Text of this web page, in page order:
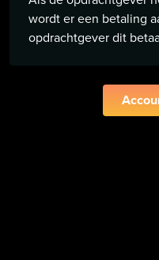
wordt er een betaling
opdrachtgever dit